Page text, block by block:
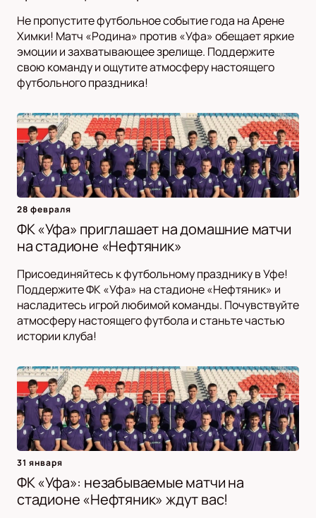
Не пропустите футбольное событие года на Арене
Химки! Матч «Родина» против «Уфа» обещает яркие
эмоции и захватывающее зрелище. Поддержите
свою команду и ощутите атмосферу настоящего
футбольного праздника!
28 февраля
ФК «Уфа» приглашает на домашние матчи
на стадионе «Нефтяник»
Присоединяйтесь к футбольному празднику в Уфе!
Поддержите ФК «Уфа» на стадионе «Нефтяник» и
насладитесь игрой любимой команды. Почувствуйте
атмосферу настоящего футбола и станьте частью
истории клуба!
31 января
ФК «Уфа»: незабываемые матчи на
стадионе «Нефтяник» ждут вас!